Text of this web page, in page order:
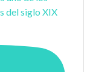
del siglo XIX